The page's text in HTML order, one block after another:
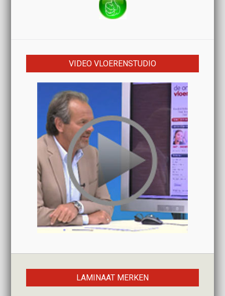
VIDEO VLOERENSTUDIO
LAMINAAT MERKEN